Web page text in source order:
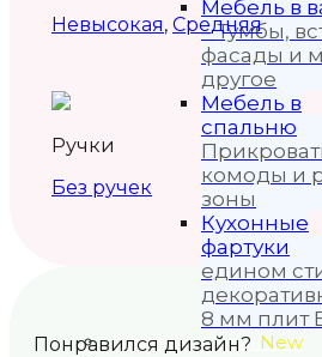
Мебель в
–Тумбы,
фасады и
другое
Мебель в
спальню
комоды и
зоны
Кухонные
фартуки
едином
8 мм плит
Проекты кухонь New
Невысокая, Средняя
Ручки
Без ручек
Понравился дизайн?